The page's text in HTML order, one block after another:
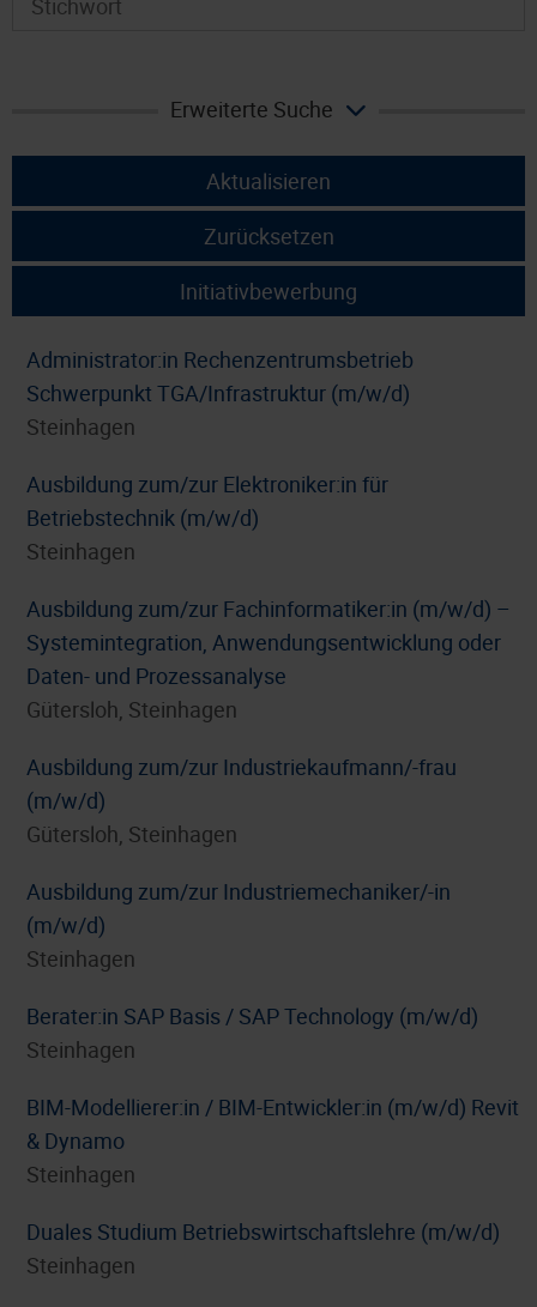
Erweiterte Suche
Aktualisieren
Zurücksetzen
Initiativbewerbung
Administrator:in Rechenzentrumsbetrieb
Schwerpunkt TGA/Infrastruktur (m/w/d)
Steinhagen
Ausbildung zum/zur Elektroniker:in für
Betriebstechnik (m/w/d)
Steinhagen
Ausbildung zum/zur Fachinformatiker:in (m/w/d) –
Systemintegration, Anwendungsentwicklung oder
Daten- und Prozessanalyse
Gütersloh, Steinhagen
Ausbildung zum/zur Industriekaufmann/-frau
(m/w/d)
Gütersloh, Steinhagen
Ausbildung zum/zur Industriemechaniker/-in
(m/w/d)
Steinhagen
Berater:in SAP Basis / SAP Technology (m/w/d)
Steinhagen
BIM-Modellierer:in / BIM-Entwickler:in (m/w/d) Revit
& Dynamo
Steinhagen
Duales Studium Betriebswirtschaftslehre (m/w/d)
Steinhagen